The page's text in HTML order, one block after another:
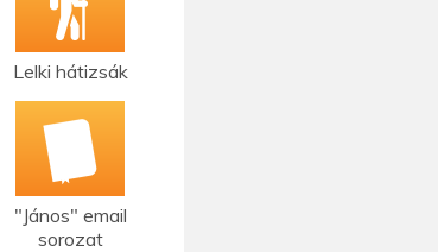
Lelki hátizsák
"János" email
sorozat